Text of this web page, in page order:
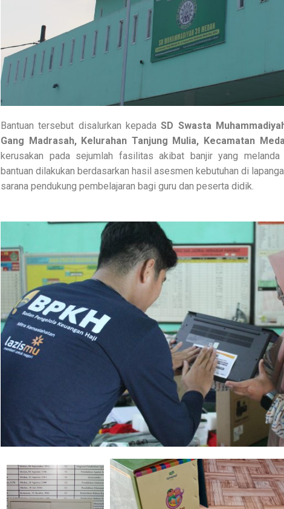
Bantuan tersebut disalurkan kepadaSD Swasta
Gang Madrasah, Kelurahan Tanjung Mulia, Kecamatan
kerusakan pada sejumlah fasilitas akibat banjir yang melanda
bantuan dilakukan berdasarkan hasil asesmen kebutuhan di
sarana pendukung pembelajaran bagi guru dan peserta didik.